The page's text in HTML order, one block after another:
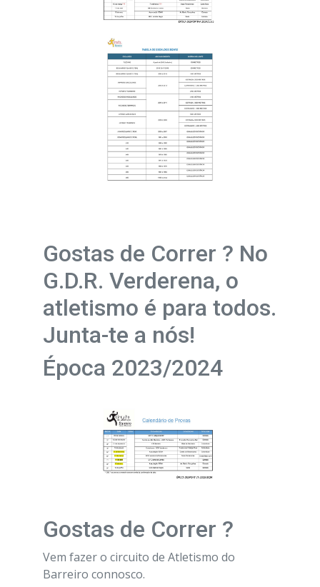
Gostas de Correr ? No
G.D.R. Verderena, o
atletismo é para todos.
Junta-te a nós!
Época 2023/2024
Gostas de Correr ?
Vem fazer o circuito de Atletismo do
Barreiro connosco.